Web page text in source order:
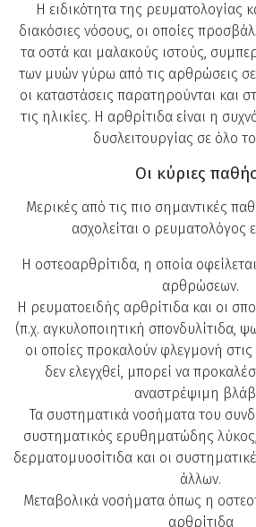
Η ειδικότητα της ρευματολογίας
διακόσιες νόσους, οι οποίες
τα οστά και μαλακούς ιστούς,
των μυών γύρω από τις αρθρώσεις
οι καταστάσεις παρατηρούνται και
τις ηλικίες. Η αρθρίτιδα είναι η
δυσλειτουργίας σε όλο
Οι κύριες
Μερικές από τις πιο σημαντικές
ασχολείται ο ρευματολόγος
Η οστεοαρθρίτιδα, η οποία
αρθρώσεων.
Η ρευματοειδής αρθρίτιδα και οι
(π.χ. αγκυλοποιητική σπονδυλίτιδα,
οι οποίες προκαλούν φλεγμονή
δεν ελεγχθεί, μπορεί να
αναστρέψιμη
Τα συστηματικά νοσήματα του
συστηματικός ερυθηματώδης
δερματομυοσίτιδα και οι
άλλων.
Μεταβολικά νοσήματα όπως η
αρθρίτιδα